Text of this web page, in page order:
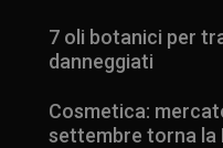
7 oli botanici per
danneggiati
Cosmetica:
settembre torna la